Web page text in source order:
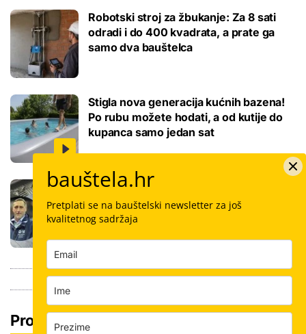
Robotski stroj za žbukanje: Za 8 sati
odradi i do 400 kvadrata, a prate ga
samo dva bauštelca
Stigla nova generacija kućnih bazena!
Po rubu možete hodati, a od kutije do
kupanca samo jedan sat
Koliko košta keramičar za kvadrat
pločica: Cijenu određuju površina,
dimenzije keramike, ali i lokacija
Pročitaj još
bauštela.hr
Pretplati se na bauštelski newsletter za još
kvalitetnog sadržaja